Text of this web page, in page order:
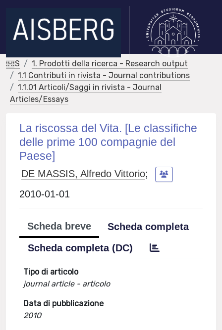
IRIS
1. Prodotti della ricerca - Research output
1.1 Contributi in rivista - Journal contributions
1.1.01 Articoli/Saggi in rivista - Journal
Articles/Essays
La riscossa del Vita. [Le classifiche
delle prime 100 compagnie del
Paese]
DE MASSIS, Alfredo Vittorio;
2010-01-01
Scheda breve
Scheda completa
Scheda completa (DC)
Tipo di articolo
journal article - articolo
Data di pubblicazione
2010